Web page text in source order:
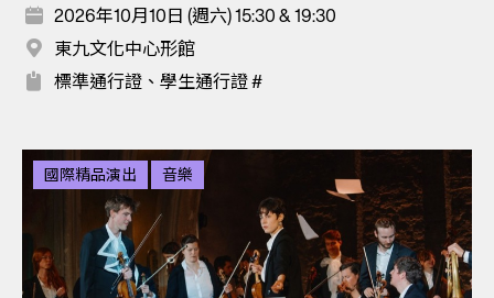
2026年10月10日 (週六) 15:30 & 19:30
東九文化中心形館
標準通行證、學生通行證 #
國際精品演出 音樂